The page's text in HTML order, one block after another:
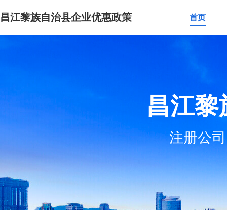
昌江黎族自治县企业优惠政策 首页
昌江
注册公